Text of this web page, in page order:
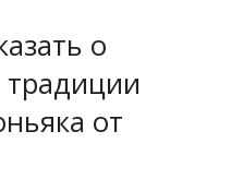
о
традиции
от